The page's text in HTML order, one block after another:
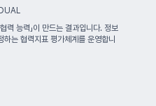
력 능력」이 만드는 결과입니다. 정보
하는 협력지표 평가체계를 운영합니